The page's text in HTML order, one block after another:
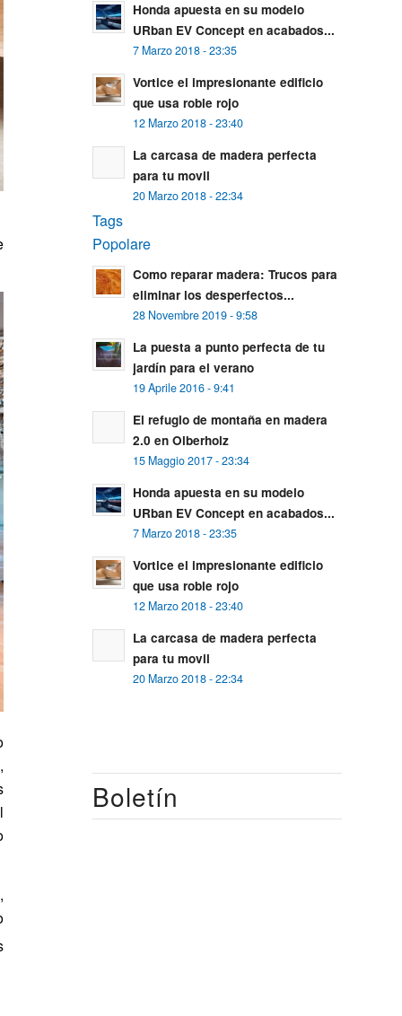
Honda apuesta en su modelo
URban EV Concept en acabados...
7 Marzo 2018 - 23:35
Vortice el impresionante edificio
que usa roble rojo
12 Marzo 2018 - 23:40
La carcasa de madera perfecta
para tu movil
20 Marzo 2018 - 22:34
Tags
Popolare
Como reparar madera: Trucos para
eliminar los desperfectos...
28 Novembre 2019 - 9:58
La puesta a punto perfecta de tu
jardín para el verano
19 Aprile 2016 - 9:41
El refugio de montaña en madera
2.0 en Olberholz
15 Maggio 2017 - 23:34
Honda apuesta en su modelo
URban EV Concept en acabados...
7 Marzo 2018 - 23:35
Vortice el impresionante edificio
que usa roble rojo
12 Marzo 2018 - 23:40
La carcasa de madera perfecta
para tu movil
20 Marzo 2018 - 22:34
Boletín